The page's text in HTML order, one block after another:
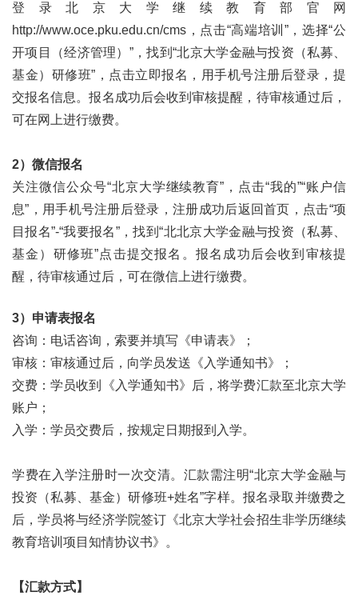
登录北京大学继续教育部官网
http://www.oce.pku.edu.cn/cms，点击“高端培训”，选择“公
开项目（经济管理）”，找到“北京大学金融与投资（私募、
基金）研修班”，点击立即报名，用手机号注册后登录，提
交报名信息。报名成功后会收到审核提醒，待审核通过后，
可在网上进行缴费。
2）微信报名
关注微信公众号“北京大学继续教育”，点击“我的”“账户信
息”，用手机号注册后登录，注册成功后返回首页，点击“项
目报名”-“我要报名”，找到“北北京大学金融与投资（私募、
基金）研修班”点击提交报名。报名成功后会收到审核提
醒，待审核通过后，可在微信上进行缴费。
3）申请表报名
咨询：电话咨询，索要并填写《申请表》；
审核：审核通过后，向学员发送《入学通知书》；
交费：学员收到《入学通知书》后，将学费汇款至北京大学
账户；
入学：学员交费后，按规定日期报到入学。
学费在入学注册时一次交清。汇款需注明“北京大学金融与
投资（私募、基金）研修班+姓名”字样。报名录取并缴费之
后，学员将与经济学院签订《北京大学社会招生非学历继续
教育培训项目知情协议书》。
【汇款方式】